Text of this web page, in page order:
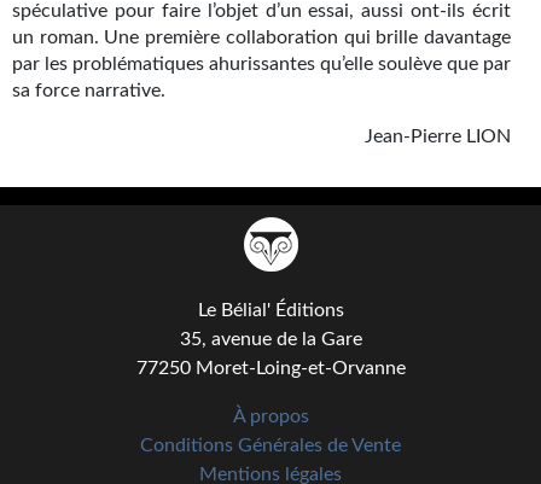
spéculative pour faire l’objet d’un essai, aussi ont-ils écrit
un roman. Une première collaboration qui brille davantage
par les problématiques ahurissantes qu’elle soulève que par
sa force narrative.
Jean-Pierre LION
Le Bélial' Éditions
35, avenue de la Gare
77250 Moret-Loing-et-Orvanne
À propos
Conditions Générales de Vente
Mentions légales